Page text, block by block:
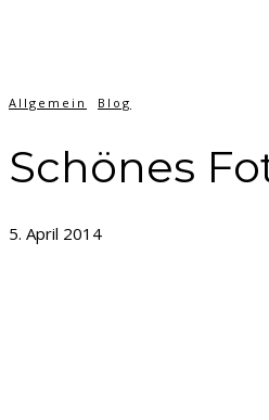
Allgemein Blog
Schönes
5. April 2014